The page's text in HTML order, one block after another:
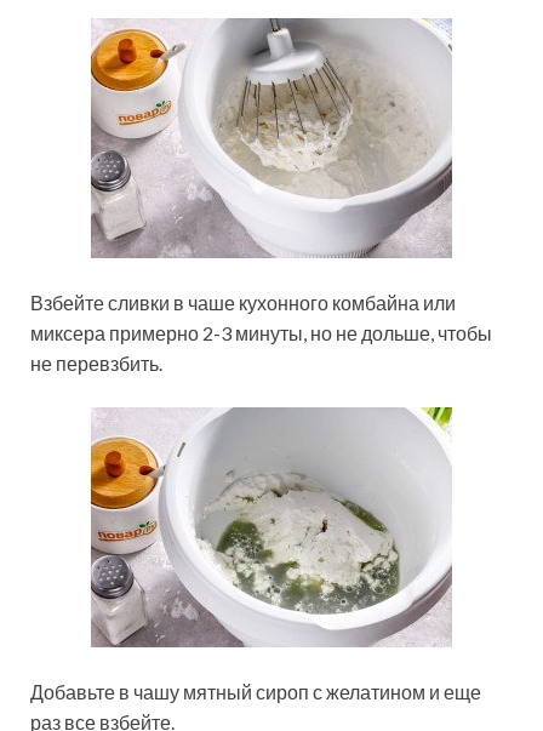
Взбейте сливки в чаше кухонного комбайна или
миксера примерно 2-3 минуты, но не дольше, чтобы
не перевзбить.
Добавьте в чашу мятный сироп с желатином и еще
раз все взбейте.